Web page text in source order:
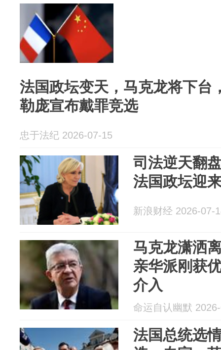
法国政坛变天，马克龙将下台
勒庞宣布戴罪竞选
忠于法纪 2026-07-15
司法逆天翻
法国政坛迎
新浪财经 2026-07-
马克龙潇洒
亲华派刚获
介入
命运自认幽默
法国总统选